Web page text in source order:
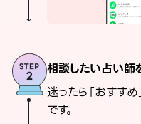
相談したい占い師
迷ったら「おすす
です。